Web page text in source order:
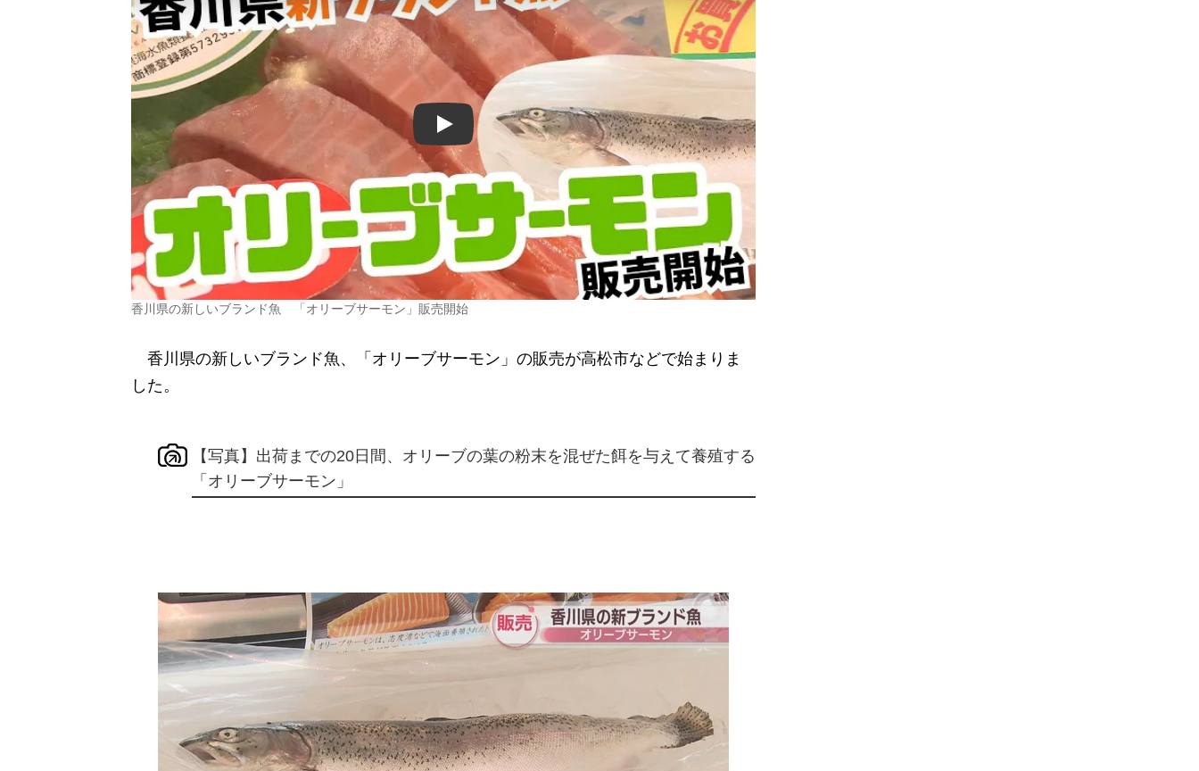
Play
香川県の新しいブランド魚 「オリーブサーモン」販売開始
香川県の新しいブランド魚、「オリーブサーモン」の販売が高松市などで始まりま
した。
【写真】出荷までの20日間、オリーブの葉の粉末を混ぜた餌を与えて養殖する
「オリーブサーモン」